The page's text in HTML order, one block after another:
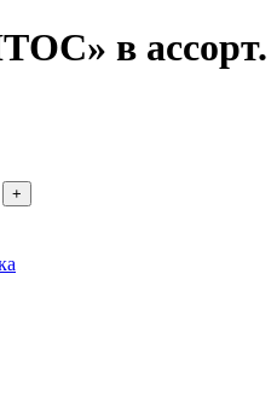
в ассорт.